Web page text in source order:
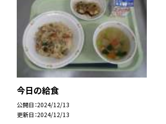
今日の給食
公開日 2024/12/13
更新日 2024/12/13